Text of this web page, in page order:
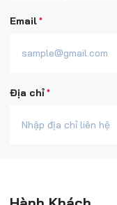
Email*
Địa chỉ*